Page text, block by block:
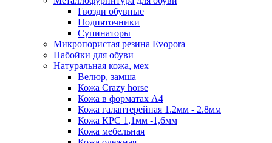
Гвозди обувные
Подпяточники
Супинаторы
Микропористая резина Evopora
Набойки для обуви
Натуральная кожа, мех
Велюр, замша
Кожа Crazy horse
Кожа в форматах А4
Кожа галантерейная 1.2мм - 2.8мм
Кожа КРС 1,1мм -1,6мм
Кожа мебельная